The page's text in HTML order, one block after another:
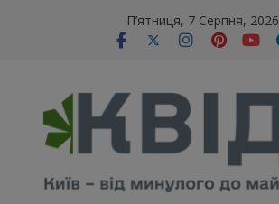
П’ятниця, 7 Серпня, 2026
modal-check